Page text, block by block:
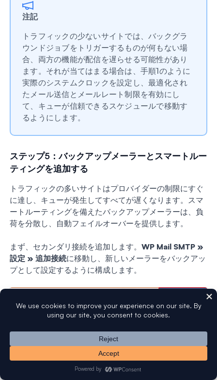
注記
トラフィックの少ないサイトでは、バックグラ
ウンドジョブをトリガーするものが何もない場
合、両方の機能が配信を遅らせる可能性があり
ます。それが当てはまる場合は、手順1のように
実際のシステムクロックを設定し、最適化され
たメール送信とメールレート制限を有効にし
て、キューが信頼できるスケジュールで移動す
るようにします。
ステップ5：バックアップメーラーとスマートルー
ティングを追加する
トラフィックの多いサイトはプロバイダーの制限にすぐ
に達し、キューが発生してすべてが遅くなります。スマ
ートルーティングを備えたバックアップメーラーは、負
荷を分散し、自動フェイルオーバーを提供します。
まず、セカンダリ接続を追加します。 WP Mail SMTP »
設定 » 追加接続に移動し、新しいメーラーをバックアッ
プとして設定するように構成します。